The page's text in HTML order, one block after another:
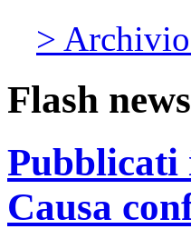
>
Flash news
Pubblicati
Causa